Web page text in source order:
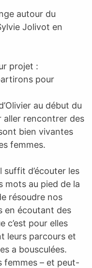
autour du
Jolivot en
projet :
pour
au début du
aller rencontrer des
bien vivantes
femmes.
suffit d’écouter les
mots au pied de la
résoudre nos
en écoutant des
c’est pour elles
leurs parcours et
a bousculées.
femmes – et peut-